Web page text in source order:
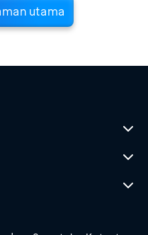
utama